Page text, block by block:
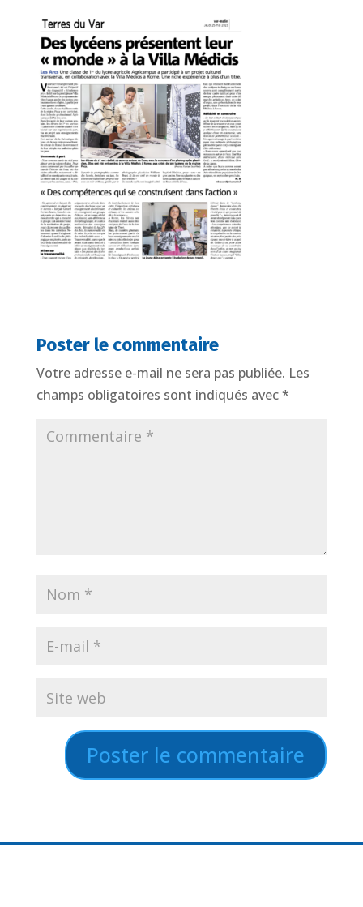
Poster le commentaire
Votre adresse e-mail ne sera pas publiée. Les
champs obligatoires sont indiqués avec*